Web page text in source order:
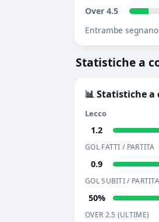
Over 4.5
Entrambe segnano
Statistiche a
📊 Statistiche
Lecco
1.2
GOL FATTI / PARTITA
0.9
GOL SUBITI / PARTITA
50%
OVER 2.5 (ULTIME)